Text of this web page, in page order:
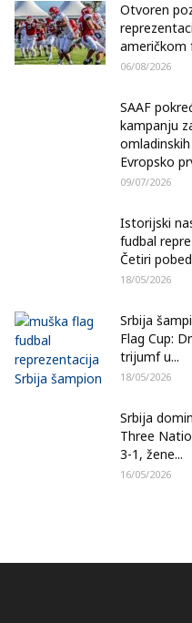
Otvoren
američkom
06/08/2026
SAAF
kampanju
Evropsko
09/07/2026
Istorijski
fudbal
Četiri
18/05/2026
Srbija
Flag Cup:
trijumf u...
18/05/2026
Srbija
Three
3-1, žene...
16/05/2026